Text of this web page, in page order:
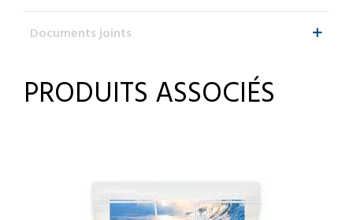
Documents joints
PRODUITS ASSOCIÉS